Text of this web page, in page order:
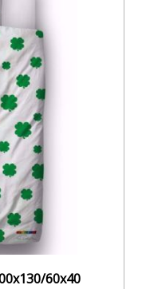
60x40